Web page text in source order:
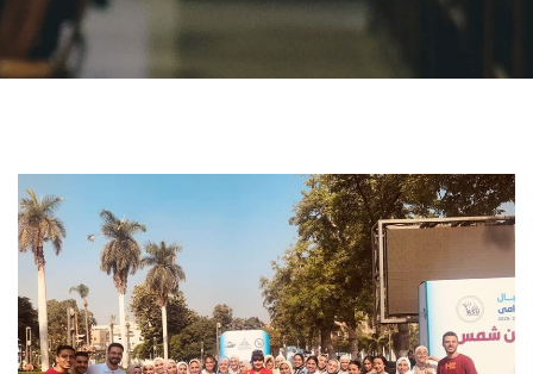
الأنظمة الذكية
الطلاب
هيئة التدريس
الدراسات العليا